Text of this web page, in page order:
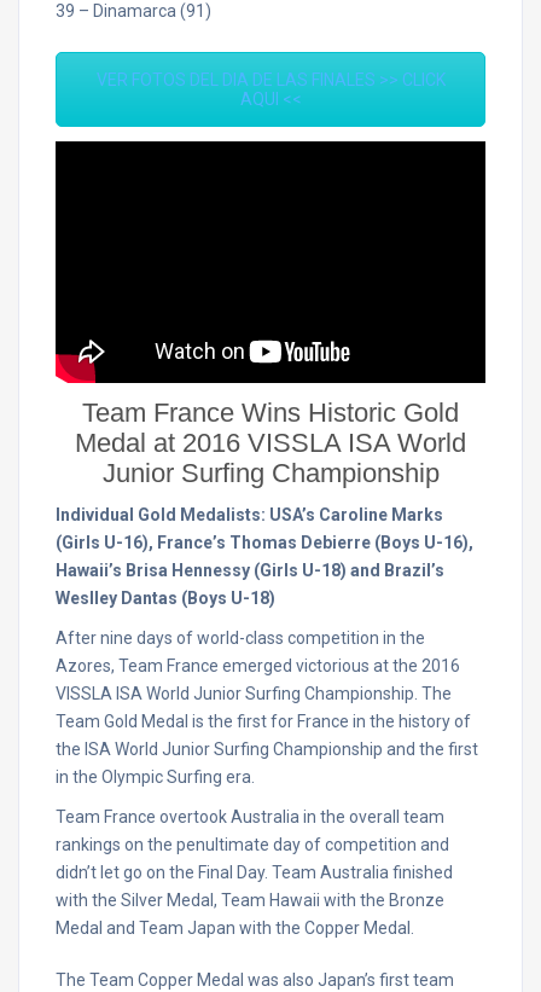
39 – Dinamarca (91)
VER FOTOS DEL DIA DE LAS FINALES >> CLICK
AQUI <<
Team France Wins Historic Gold
Medal at 2016 VISSLA ISA World
Junior Surfing Championship
Individual Gold Medalists: USA’s Caroline Marks
(Girls U-16), France’s Thomas Debierre (Boys U-16),
Hawaii’s Brisa Hennessy (Girls U-18) and Brazil’s
Weslley Dantas (Boys U-18)
After nine days of world-class competition in the
Azores, Team France emerged victorious at the 2016
VISSLA ISA World Junior Surfing Championship. The
Team Gold Medal is the first for France in the history of
the ISA World Junior Surfing Championship and the first
in the Olympic Surfing era.
Team France overtook Australia in the overall team
rankings on the penultimate day of competition and
didn’t let go on the Final Day. Team Australia finished
with the Silver Medal, Team Hawaii with the Bronze
Medal and Team Japan with the Copper Medal.
The Team Copper Medal was also Japan’s first team